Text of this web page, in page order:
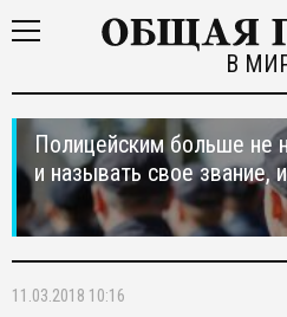
В
Полицейским больше не
и называть свое звание,
11.03.2018 10:16